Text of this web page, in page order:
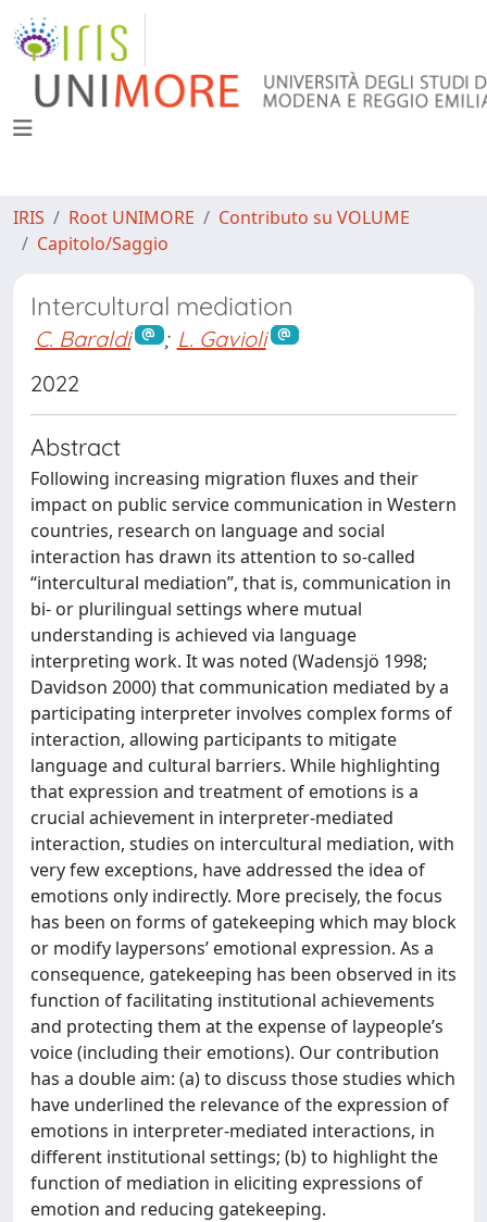
IRIS Root UNIMORE
Contributo su VOLUME
Capitolo/Saggio
Intercultural mediation
C. Baraldi ; L. Gavioli
2022
Abstract
Following increasing migration fluxes and their
impact on public service communication in Western
countries, research on language and social
interaction has drawn its attention to so-called
“intercultural mediation”, that is, communication in
bi- or plurilingual settings where mutual
understanding is achieved via language
interpreting work. It was noted (Wadensjö 1998;
Davidson 2000) that communication mediated by a
participating interpreter involves complex forms of
interaction, allowing participants to mitigate
language and cultural barriers. While highlighting
that expression and treatment of emotions is a
crucial achievement in interpreter-mediated
interaction, studies on intercultural mediation, with
very few exceptions, have addressed the idea of
emotions only indirectly. More precisely, the focus
has been on forms of gatekeeping which may block
or modify laypersons’ emotional expression. As a
consequence, gatekeeping has been observed in its
function of facilitating institutional achievements
and protecting them at the expense of laypeople’s
voice (including their emotions). Our contribution
has a double aim: (a) to discuss those studies which
have underlined the relevance of the expression of
emotions in interpreter-mediated interactions, in
different institutional settings; (b) to highlight the
function of mediation in eliciting expressions of
emotion and reducing gatekeeping.